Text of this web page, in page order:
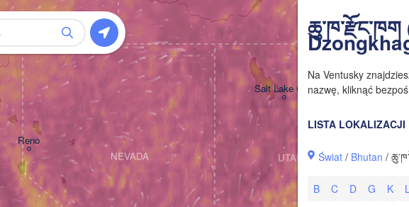
Na Ventusky
nazwę, kliknąć
LISTA LOKALIZACJI
Świat / Bhutan /
B C D G K L
Reno
NEVADA
Salt Lake City
UTAH